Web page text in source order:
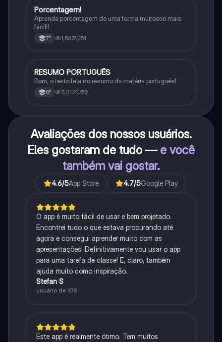
Matematica
Porcentagem!
Aprenda porcentagem de uma forma muitoooo mais
fácil!!
7° 1,863 51
Português
RESUMO PORTUGUÊS
Bom, o texto fala do resumo da matéria português!
8° 3,012 52
Avaliações dos nossos usuários.
Eles gostaram de tudo — e você
também vai gostar.
4.6/5App Store 4.7/5Google Play
O app é muito fácil de usar e bem projetado.
Encontrei tudo o que estava procurando até
agora e consegui aprender muito com as
apresentações! Definitivamente vou usar o app
para uma tarefa de classe! E, claro, também
ajuda muito como inspiração.
Stefan S
usuário de iOS
Este app é realmente ótimo. Tem muitos